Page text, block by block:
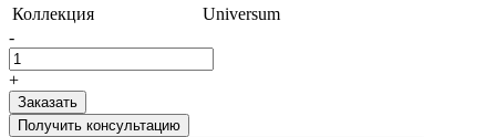
Коллекция
Universum
-
+
Получить консультацию